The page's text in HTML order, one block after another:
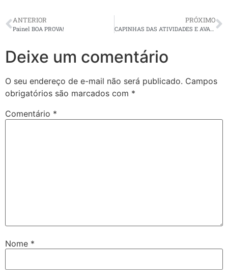
ANTERIOR
Painel BOA PROVA!
PRÓXIMO
CAPINHAS DAS ATIVIDADES E AVALIAÇÕES
Deixe um comentário
O seu endereço de e-mail não será publicado. Campos
obrigatórios são marcados com *
Comentário *
Nome *